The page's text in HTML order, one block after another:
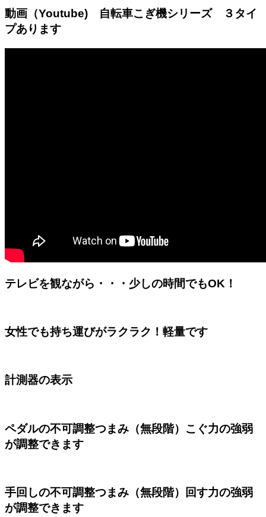
動画（Youtube) 自転車こぎ機シリーズ ３タイ
プあります
テレビを観ながら・・・少しの時間でもOK！
女性でも持ち運びがラクラク！軽量です
計測器の表示
ペダルの不可調整つまみ（無段階）こぐ力の強弱
が調整できます
手回しの不可調整つまみ（無段階）回す力の強弱
が調整できます